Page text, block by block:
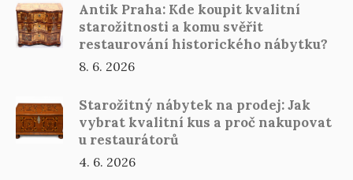
Antik Praha: Kde koupit kvalitní
starožitnosti a komu svěřit
restaurování historického nábytku?
8. 6. 2026
Starožitný nábytek na prodej: Jak
vybrat kvalitní kus a proč nakupovat
u restaurátorů
4. 6. 2026